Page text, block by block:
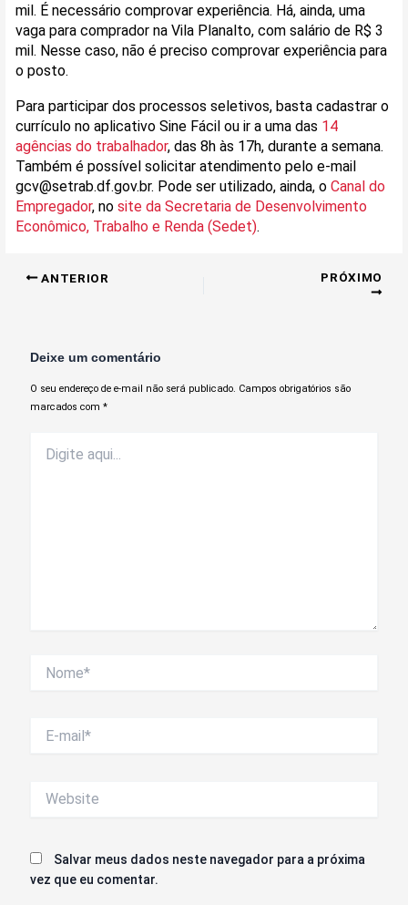
mil. É necessário comprovar experiência. Há, ainda, uma
vaga para comprador na Vila Planalto, com salário de R$ 3
mil. Nesse caso, não é preciso comprovar experiência para
o posto.
Para participar dos processos seletivos, basta cadastrar o
currículo no aplicativo Sine Fácil ou ir a uma das 14
agências do trabalhador, das 8h às 17h, durante a semana.
Também é possível solicitar atendimento pelo e-mail
gcv@setrab.df.gov.br. Pode ser utilizado, ainda, o Canal do
Empregador, no site da Secretaria de Desenvolvimento
Econômico, Trabalho e Renda (Sedet).
ANTERIOR PRÓXIMO
Deixe um comentário
O seu endereço de e-mail não será publicado. Campos obrigatórios são
marcados com*
aqui...
mail*
Salvar meus dados neste navegador para a próxima
vez que eu comentar.